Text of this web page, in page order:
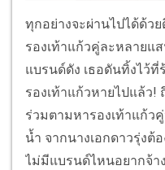
ทุกอย่างจะผ่านไปได้ด้ว
รองเท้าแก้วคู่ละหลายแ
แบรนด์ดัง เธอดันทิ้งไว้
รองเท้าแก้วหายไปแล้ว
ร่วมตามหารองเท้าแก้ว
น้ำ จากนางเอกดาวรุ่งต้
ไม่มีแบรนด์ไหนอยากจ้า